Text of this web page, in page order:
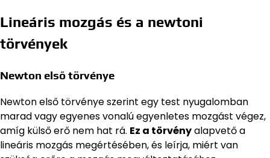
Lineáris mozgás és a newtoni
törvények
Newton első törvénye
Newton első törvénye szerint egy test nyugalomban
marad vagy egyenes vonalú egyenletes mozgást végez,
amíg külső erő nem hat rá. Ez a törvényalapvető a
lineáris mozgás megértésében, és leírja, miért van